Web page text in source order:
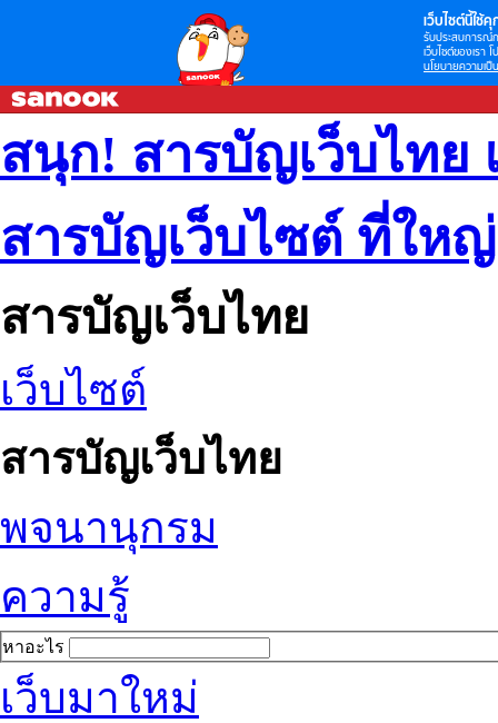
เว็บไซต์นี้ใช้คุ
รับประสบการณ์
เว็บไซต์ของเรา
นโยบายความเป็
สนุก! สารบัญเว็บไทย
สารบัญเว็บไซต์ ที่ให
สารบัญเว็บไทย
เว็บไซต์
สารบัญเว็บไทย
พจนานุกรม
ความรู้
หาอะไร
เว็บมาใหม่